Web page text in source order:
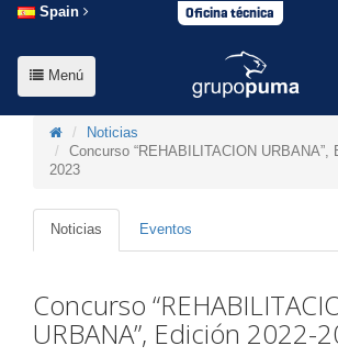
Spain Oficina técnica
Menú
Noticias
Concurso “REHABILITACION URBANA”,
2023
Noticias Eventos
Concurso
URBANA”, Edición 2022-